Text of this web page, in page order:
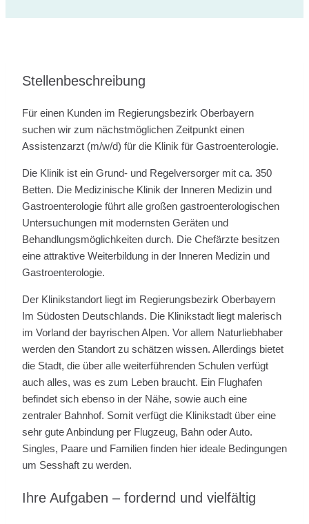
Stellenbeschreibung
Für einen Kunden im Regierungsbezirk Oberbayern
suchen wir zum nächstmöglichen Zeitpunkt einen
Assistenzarzt (m/w/d) für die Klinik für Gastroenterologie.
Die Klinik ist ein Grund- und Regelversorger mit ca. 350
Betten. Die Medizinische Klinik der Inneren Medizin und
Gastroenterologie führt alle großen gastroenterologischen
Untersuchungen mit modernsten Geräten und
Behandlungsmöglichkeiten durch. Die Chefärzte besitzen
eine attraktive Weiterbildung in der Inneren Medizin und
Gastroenterologie.
Der Klinikstandort liegt im Regierungsbezirk Oberbayern
Im Südosten Deutschlands. Die Klinikstadt liegt malerisch
im Vorland der bayrischen Alpen. Vor allem Naturliebhaber
werden den Standort zu schätzen wissen. Allerdings bietet
die Stadt, die über alle weiterführenden Schulen verfügt
auch alles, was es zum Leben braucht. Ein Flughafen
befindet sich ebenso in der Nähe, sowie auch eine
zentraler Bahnhof. Somit verfügt die Klinikstadt über eine
sehr gute Anbindung per Flugzeug, Bahn oder Auto.
Singles, Paare und Familien finden hier ideale Bedingungen
um Sesshaft zu werden.
Ihre Aufgaben – fordernd und vielfältig